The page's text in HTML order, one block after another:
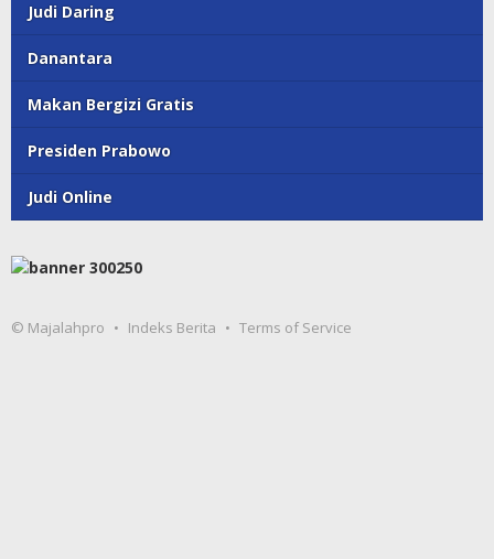
Judi Daring
Danantara
Makan Bergizi Gratis
Presiden Prabowo
Judi Online
© Majalahpro Indeks Berita Terms of Service